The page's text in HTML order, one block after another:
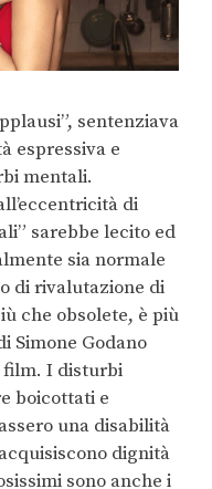
sentenziava
espressiva e
mentali.
di
sarebbe lecito ed
sia normale
di rivalutazione di
che obsolete, è più
Simone Godano
film. I disturbi
boicottati e
una disabilità
dignità
sono anche i